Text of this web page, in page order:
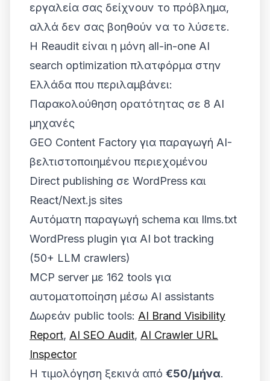
εργαλεία σας δείχνουν το πρόβλημα,
αλλά δεν σας βοηθούν να το λύσετε.
Η Reaudit είναι η μόνη all-in-one AI
search optimization πλατφόρμα στην
Ελλάδα που περιλαμβάνει:
Παρακολούθηση ορατότητας σε 8 AI
μηχανές
GEO Content Factory για παραγωγή AI-
βελτιστοποιημένου περιεχομένου
Direct publishing σε WordPress και
React/Next.js sites
Αυτόματη παραγωγή schema και llms.txt
WordPress plugin για AI bot tracking
(50+ LLM crawlers)
MCP server με 162 tools για
αυτοματοποίηση μέσω AI assistants
Δωρεάν public tools: AI Brand Visibility
Report, AI SEO Audit, AI Crawler URL
Inspector
Η τιμολόγηση ξεκινά από €50/μήνα.